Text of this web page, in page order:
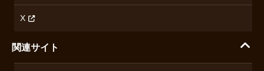
チューダー
ブランド一覧を見る
コンテンツ制作ポリシーおよび生成AIの利用指針
X
関連サイト